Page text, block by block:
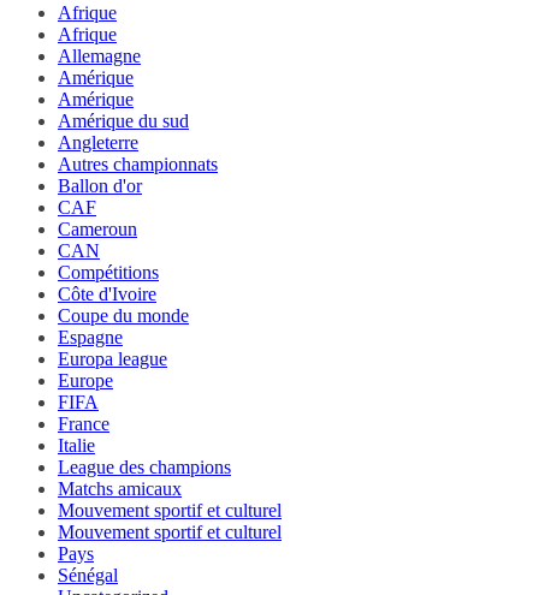
Afrique
Afrique
Allemagne
Amérique
Amérique
Amérique du sud
Angleterre
Autres championnats
Ballon d'or
CAF
Cameroun
CAN
Compétitions
Côte d'Ivoire
Coupe du monde
Espagne
Europa league
Europe
FIFA
France
Italie
League des champions
Matchs amicaux
Mouvement sportif et culturel
Mouvement sportif et culturel
Pays
Sénégal